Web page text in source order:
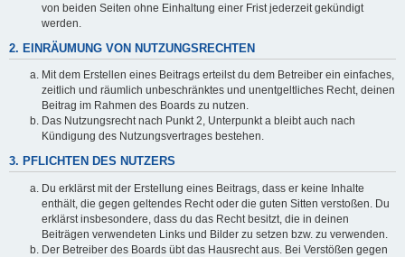
von beiden Seiten ohne Einhaltung einer Frist jederzeit gekündigt
werden.
2. EINRÄUMUNG VON NUTZUNGSRECHTEN
Mit dem Erstellen eines Beitrags erteilst du dem Betreiber ein einfaches,
zeitlich und räumlich unbeschränktes und unentgeltliches Recht, deinen
Beitrag im Rahmen des Boards zu nutzen.
Das Nutzungsrecht nach Punkt 2, Unterpunkt a bleibt auch nach
Kündigung des Nutzungsvertrages bestehen.
3. PFLICHTEN DES NUTZERS
Du erklärst mit der Erstellung eines Beitrags, dass er keine Inhalte
enthält, die gegen geltendes Recht oder die guten Sitten verstoßen. Du
erklärst insbesondere, dass du das Recht besitzt, die in deinen
Beiträgen verwendeten Links und Bilder zu setzen bzw. zu verwenden.
Der Betreiber des Boards übt das Hausrecht aus. Bei Verstößen gegen